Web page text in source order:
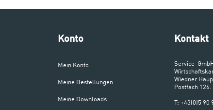
Konto
Mein Konto
Meine Bestellungen
Meine Downloads
Kontakt
Service-
Wiedner
Postfach
T: +43(0)5 90